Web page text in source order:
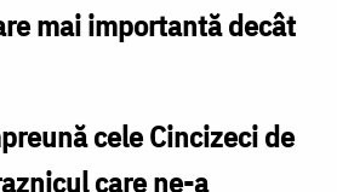
mai importantă decât
cele Cincizeci de
care ne-a